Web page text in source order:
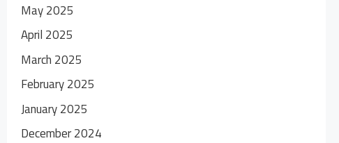
May 2025
April 2025
March 2025
February 2025
January 2025
December 2024